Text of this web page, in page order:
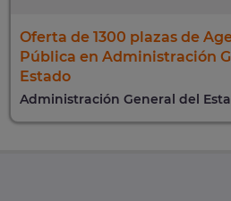
Oferta de 1300 plazas de
Pública en Administración
Estado
Administración General del